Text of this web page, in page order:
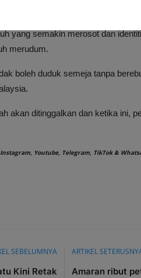
yang semakin merosot dan
merudum.
boleh duduk semeja tanpa
akan ditinggalkan dan ketika ini,
Instagram, Youtube, Telegram, TikTok&
SEBELUMNYA
Kini Retak
ARTIKEL
Amaran ribut